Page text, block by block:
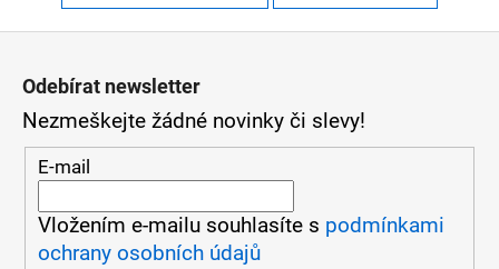
Odebírat newsletter
Nezmeškejte žádné novinky či slevy!
E-mail
Vložením e-mailu souhlasíte s podmínkami
ochrany osobních údajů